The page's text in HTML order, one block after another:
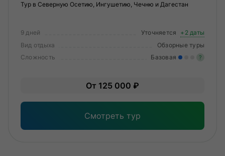
Тур в Северную Осетию, Ингушетию, Чечню и Дагестан
9 дней Уточняется
+2 даты
Вид отдыха
Обзорные туры
Сложность
Базовая ?
От 125 000 ₽
Смотреть тур